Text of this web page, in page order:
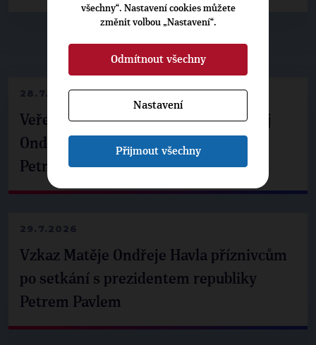
28.7.2026
Veřejné finance, euro i školství. Matěj
Ondřej Havel jednal s prezidentem
Petrem Pavlem
29.7.2026
Vzkaz Matěje Ondřeje Havla příznivcům
po setkání s prezidentem republiky
Petrem Pavlem
všechny“. Nastavení cookies můžete
změnit volbou „Nastavení“.
Odmítnout všechny
Nastavení
Přijmout všechny